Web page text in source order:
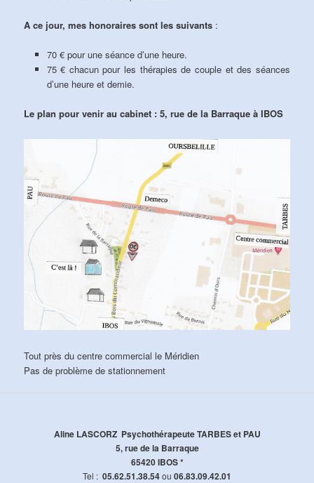
A ce jour, mes honoraires sont les suivants :
70 € pour une séance d’une heure.
75 € chacun pour les thérapies de couple et des séances
d’une heure et demie.
Le plan pour venir au cabinet : 5, rue de la Barraque à IBOS
Tout près du centre commercial le Méridien
Pas de problème de stationnement
Aline LASCORZ Psychothérapeute TARBES et PAU
5, rue de la Barraque
65420 IBOS *
Tel : 05.62.51.38.54ou 06.83.09.42.01